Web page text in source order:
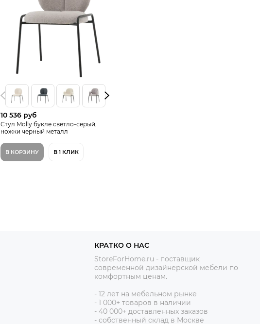
10 536 руб
Стул Molly букле светло-серый,
ножки черный металл
В КОРЗИНУ В 1 КЛИК
КРАТКО О НАС
StoreForHome.ru - поставщик
современной дизайнерской мебели по
комфортным ценам.
- 12 лет на мебельном рынке
- 1 000+ товаров в наличии
- 40 000+ доставленных заказов
- собственный склад в Москве